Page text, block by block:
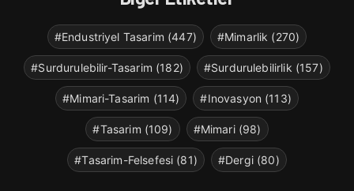
#Endustriyel Tasarim (447) #Mimarlik (270)
#Surdurulebilir-Tasarim (182) #Surdurulebilirlik (157)
#Mimari-Tasarim (114) #Inovasyon (113)
#Tasarim (109) #Mimari (98)
#Tasarim-Felsefesi (81) #Dergi (80)